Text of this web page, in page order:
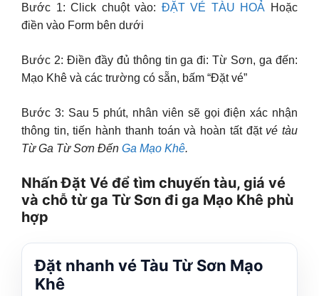
Bước 1: Click chuột vào: ĐẶT VÉ TÀU HOẢ Hoặc
điền vào Form bên dưới
Bước 2: Điền đầy đủ thông tin ga đi: Từ Sơn, ga đến:
Mạo Khê và các trường có sẵn, bấm “Đặt vé”
Bước 3: Sau 5 phút, nhân viên sẽ gọi điện xác nhận
thông tin, tiến hành thanh toán và hoàn tất đặt vé tàu
Từ Ga Từ Sơn Đến Ga Mạo Khê.
Nhấn Đặt Vé để tìm chuyến tàu, giá vé
và chỗ từ ga Từ Sơn đi ga Mạo Khê phù
hợp
Đặt nhanh vé Tàu Từ Sơn Mạo
Khê